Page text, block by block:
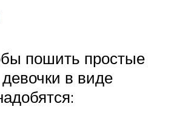
пошить простые
в виде